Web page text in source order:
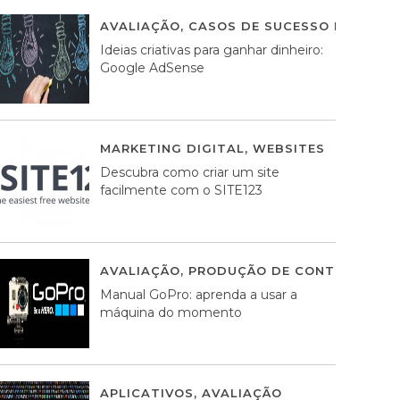
AVALIAÇÃO, CASOS DE SUCESSO DE
Ideias criativas para ganhar dinheiro:
Google AdSense
MARKETING DIGITAL, WEBSITES
Descubra como criar um site
facilmente com o SITE123
AVALIAÇÃO, PRODUÇÃO DE CONTEÚDOS
Manual GoPro: aprenda a usar a
máquina do momento
APLICATIVOS, AVALIAÇÃO